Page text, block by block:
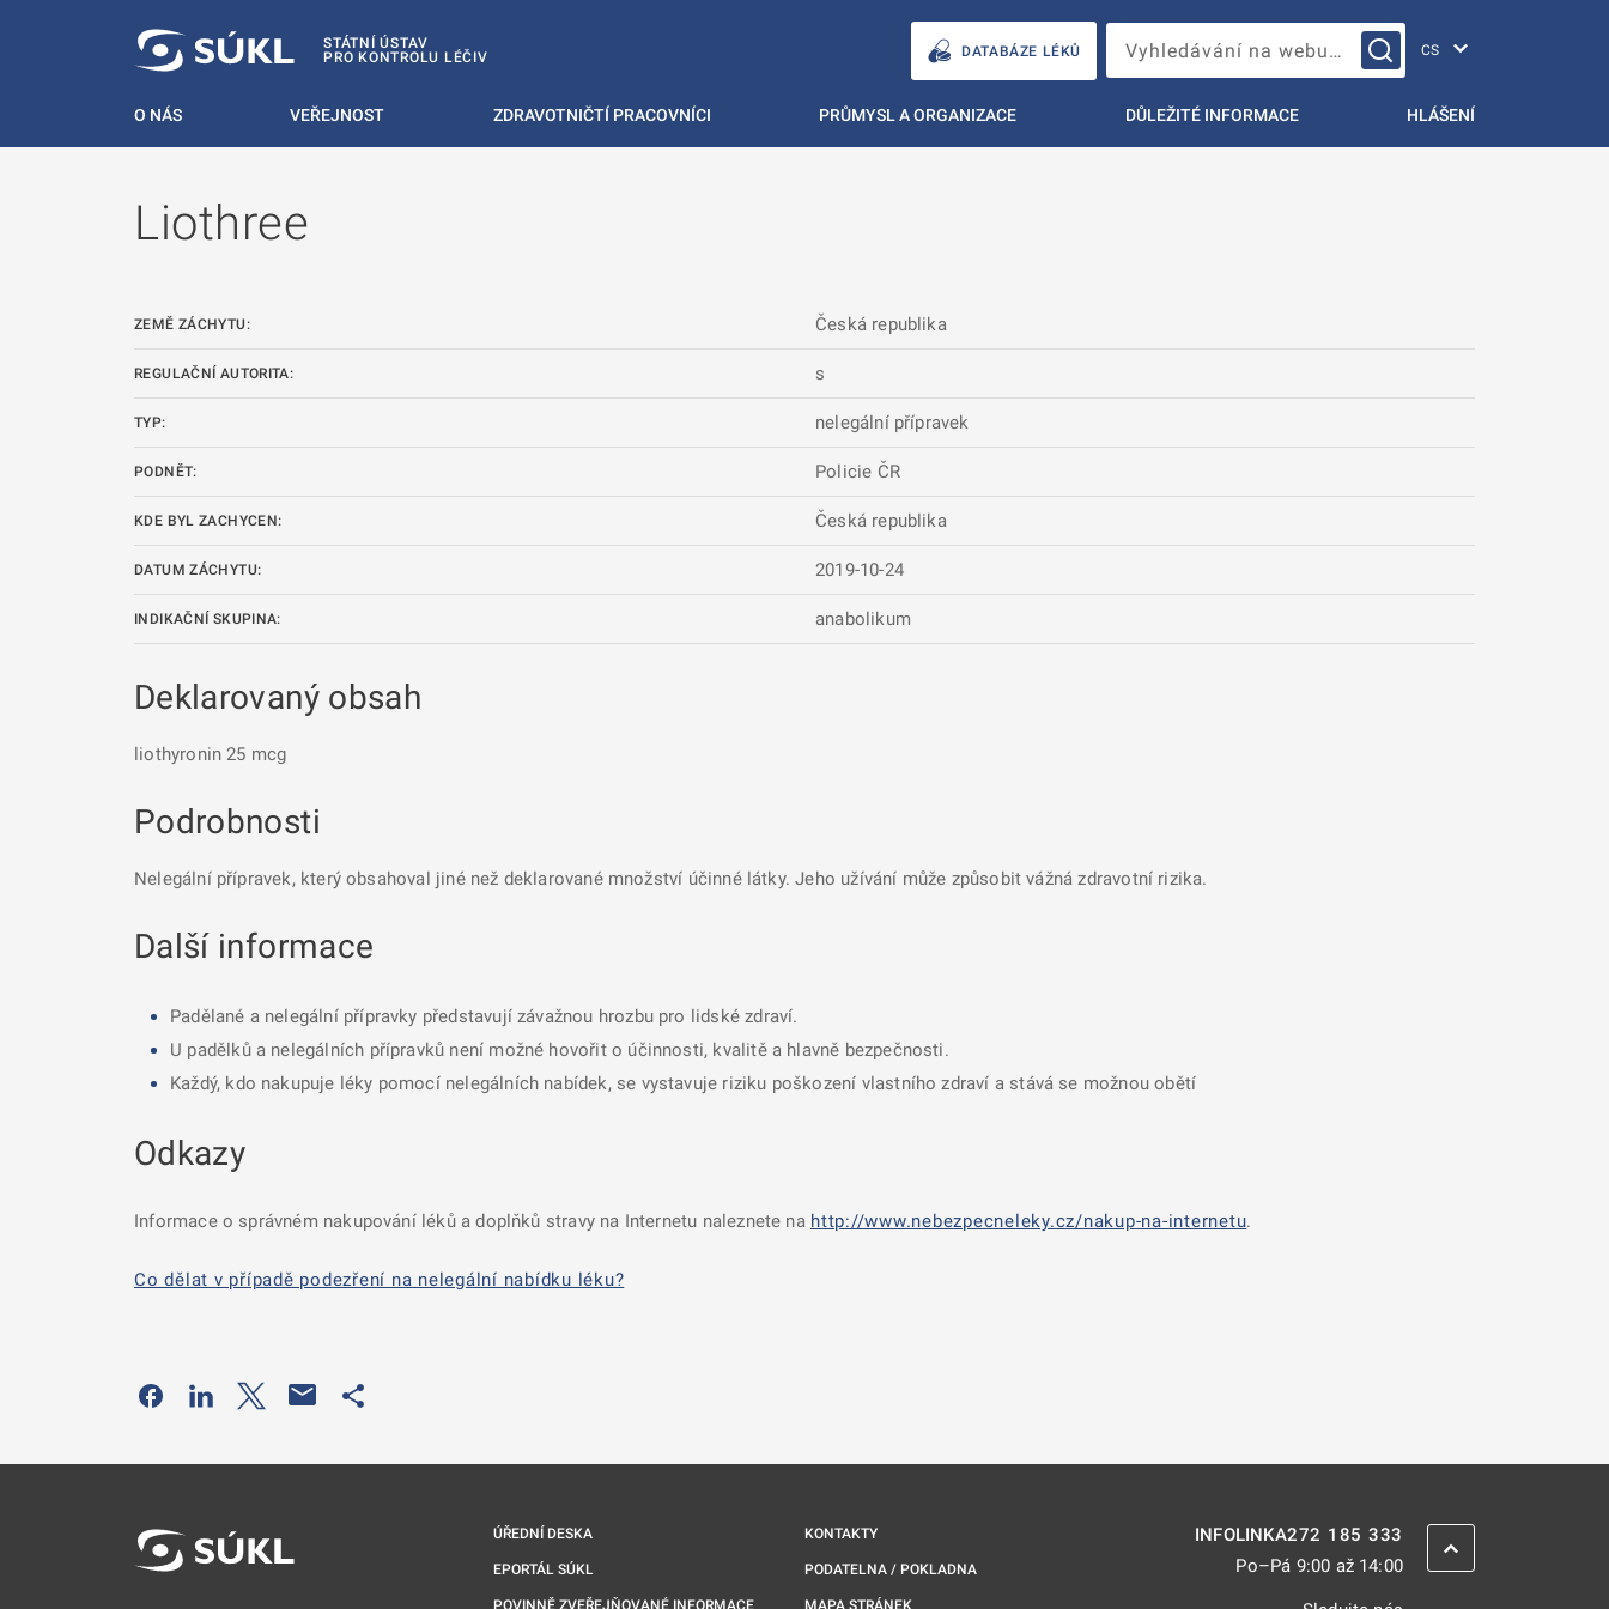
STÁTNÍ ÚSTAV
PRO KONTROLU LÉČIV
DATABÁZE LÉKŮ Vyhledávání na webu…
O NÁS VEŘEJNOST ZDRAVOTNIČTÍ PRACOVNÍCI PRŮMYSL A ORGANIZACE DŮLEŽITÉ INFORMACE HLÁŠENÍ
Liothree
ZEMĚ ZÁCHYTU: Česká republika
REGULAČNÍ AUTORITA: s
TYP: nelegální přípravek
PODNĚT: Policie ČR
KDE BYL ZACHYCEN: Česká republika
DATUM ZÁCHYTU: 2019-10-24
INDIKAČNÍ SKUPINA: anabolikum
Deklarovaný obsah
liothyronin 25 mcg
Podrobnosti
Nelegální přípravek, který obsahoval jiné než deklarované množství účinné látky. Jeho užívání může způsobit vážná zdravotní rizika.
Další informace
Padělané a nelegální přípravky představují závažnou hrozbu pro lidské zdraví.
U padělků a nelegálních přípravků není možné hovořit o účinnosti, kvalitě a hlavně bezpečnosti.
Každý, kdo nakupuje léky pomocí nelegálních nabídek, se vystavuje riziku poškození vlastního zdraví a stává se možnou obětí
Odkazy
Informace o správném nakupování léků a doplňků stravy na Internetu naleznete na http://www.nebezpecneleky.cz/nakup-na-internetu.
Co dělat v případě podezření na nelegální nabídku léku?
Odkaz se otevře na nové kartě
Odkaz se otevře na nové kartě
Odkaz se otevře na nové kartě
ÚŘEDNÍ DESKA
EPORTÁL SÚKL
POVINNĚ ZVEŘEJŇOVANÉ INFORMACE
KONTAKTY
PODATELNA / POKLADNA
MAPA STRÁNEK
INFOLINKA272 185 333
Po–Pá 9:00 až 14:00
ZPĚT NAHORU